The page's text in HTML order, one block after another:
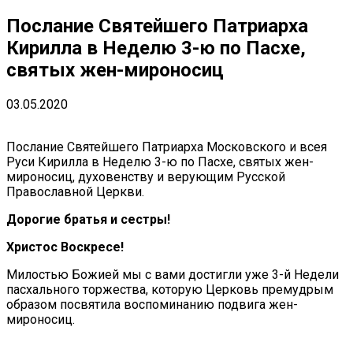
Послание Святейшего Патриарха
Кирилла в Неделю 3-ю по Пасхе,
святых жен-мироносиц
03.05.2020
Послание Святейшего Патриарха Московского и всея
Руси Кирилла в Неделю 3-ю по Пасхе, святых жен-
мироносиц, духовенству и верующим Русской
Православной Церкви.
Дорогие братья и сестры!
Христос Воскресе!
Милостью Божией мы с вами достигли уже 3-й Недели
пасхального торжества, которую Церковь премудрым
образом посвятила воспоминанию подвига жен-
мироносиц.